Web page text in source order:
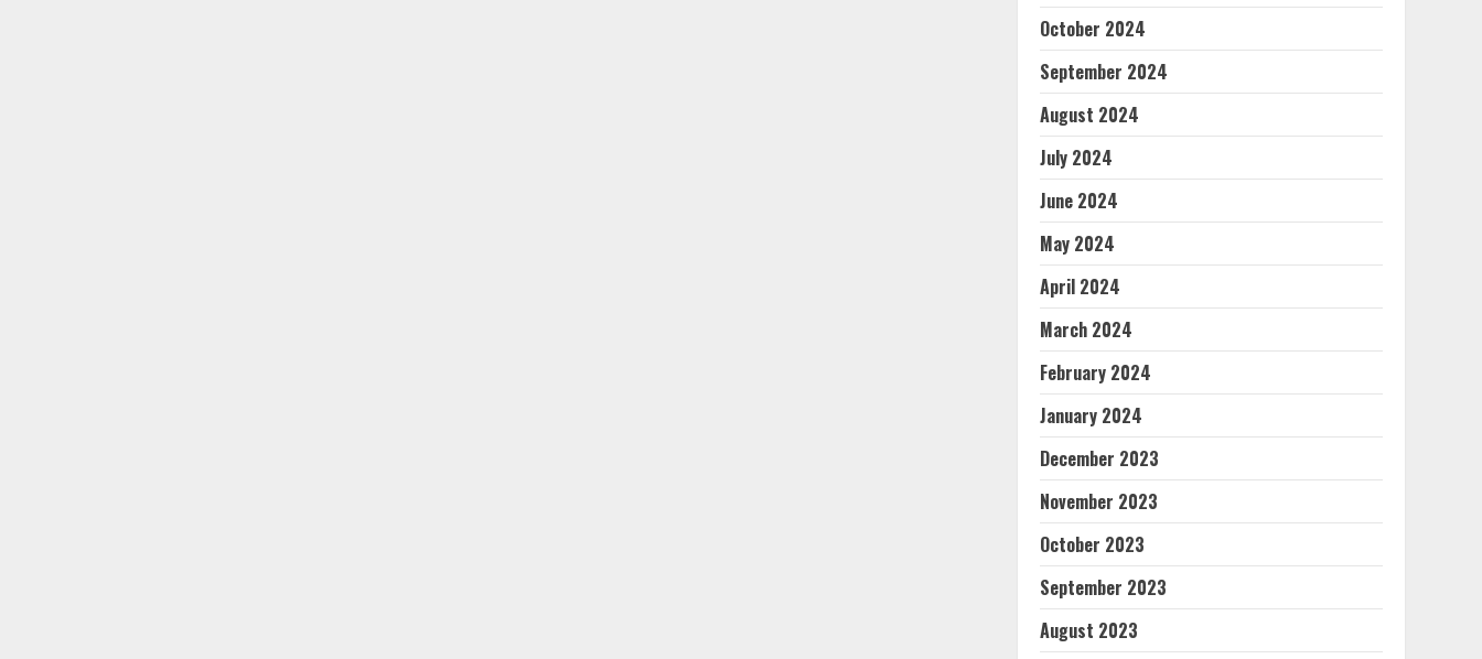
October 2024
September 2024
August 2024
July 2024
June 2024
May 2024
April 2024
March 2024
February 2024
January 2024
December 2023
November 2023
October 2023
September 2023
August 2023